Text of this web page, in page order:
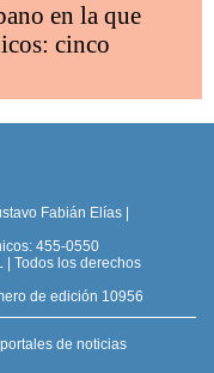
en la que
cinco
Fabián Elías |
455-0550
Todos los derechos
de edición 10956
de noticias